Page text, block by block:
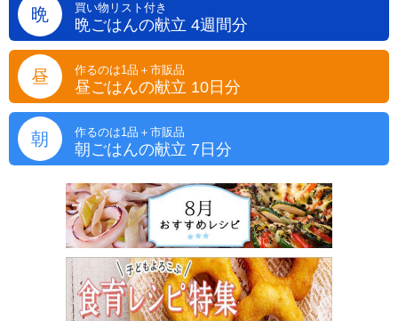
晩 買い物リスト付き
晩ごはんの献立 4週間分
昼 作るのは1品＋市販品
昼ごはんの献立 10日分
朝 作るのは1品＋市販品
朝ごはんの献立 7日分